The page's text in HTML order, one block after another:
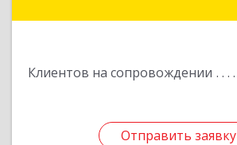
Клиентов на сопровождении
Отправить заявку
Отправить заявку